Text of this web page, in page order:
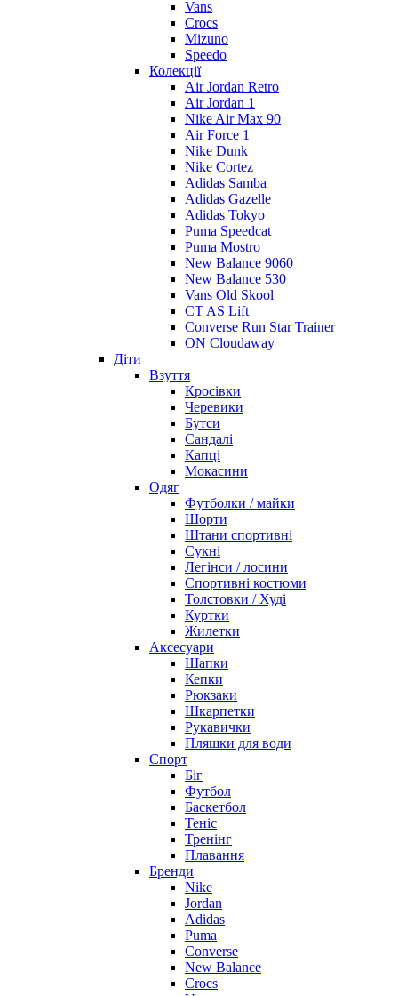
Vans
Crocs
Mizuno
Speedo
Колекції
Air Jordan Retro
Air Jordan 1
Nike Air Max 90
Air Force 1
Nike Dunk
Nike Cortez
Adidas Samba
Adidas Gazelle
Adidas Tokyo
Puma Speedcat
Puma Mostro
New Balance 9060
New Balance 530
Vans Old Skool
CT AS Lift
Converse Run Star Trainer
ON Cloudaway
Діти
Взуття
Кросівки
Черевики
Бутси
Сандалі
Капці
Мокасини
Одяг
Футболки / майки
Шорти
Штани спортивні
Сукні
Легінси / лосини
Спортивні костюми
Толстовки / Худі
Куртки
Жилетки
Аксесуари
Шапки
Кепки
Рюкзаки
Шкарпетки
Рукавички
Пляшки для води
Спорт
Біг
Футбол
Баскетбол
Теніс
Тренінг
Плавання
Бренди
Nike
Jordan
Adidas
Puma
Converse
New Balance
Crocs